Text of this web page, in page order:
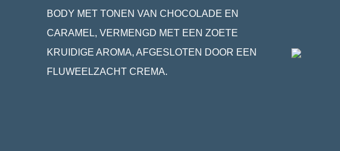
BODY MET TONEN VAN CHOCOLADE EN
CARAMEL, VERMENGD MET EEN ZOETE
KRUIDIGE AROMA, AFGESLOTEN DOOR EEN
FLUWEELZACHT CREMA.